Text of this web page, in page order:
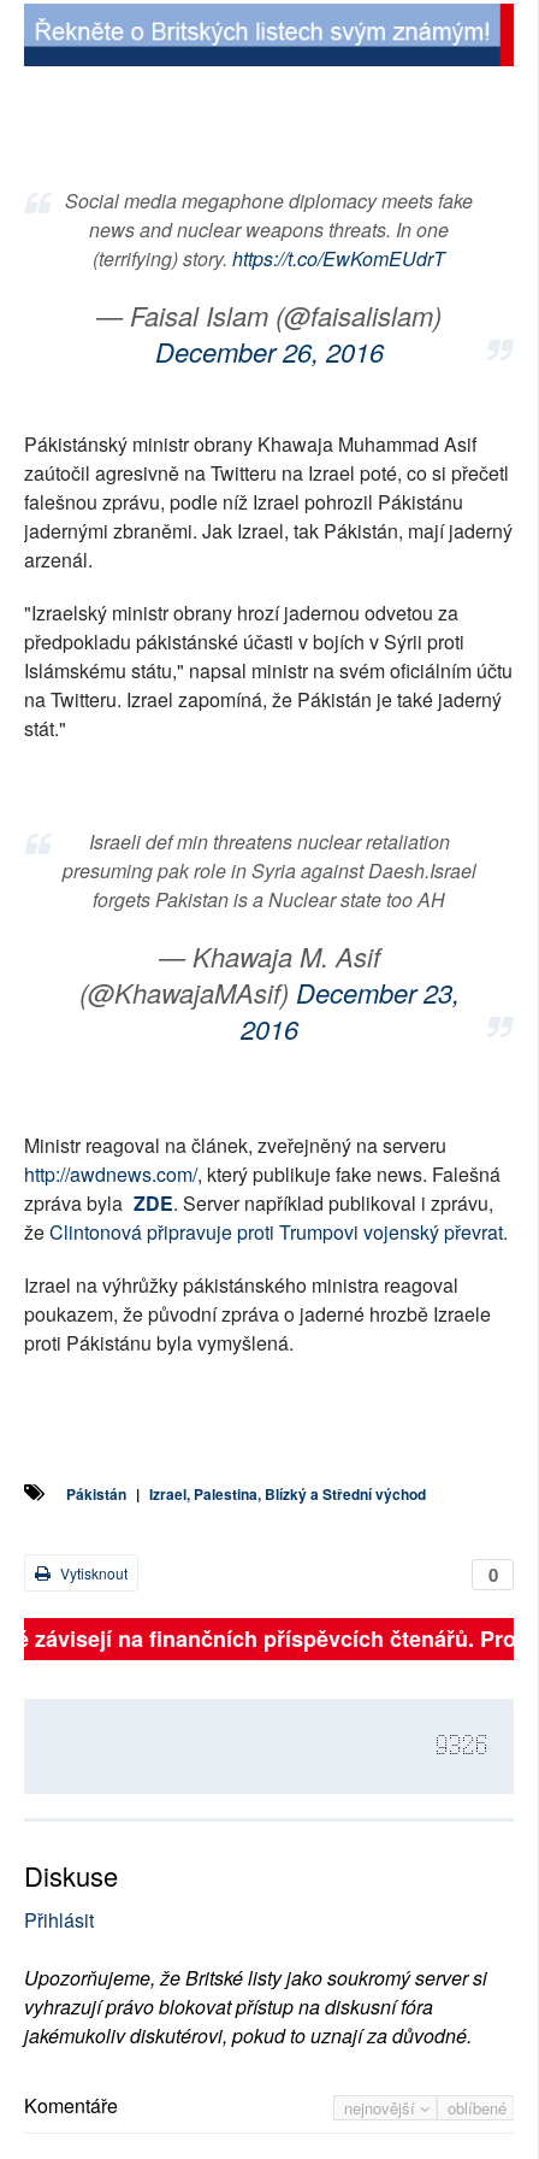
SOCIÁLNÍ SÍTĚ
Social media megaphone diplomacy meets fake
news and nuclear weapons threats. In one
(terrifying) story. https://t.co/EwKomEUdrT
— Faisal Islam (@faisalislam)
December 26, 2016
Pákistánský ministr obrany Khawaja Muhammad Asif
zaútočil agresivně na Twitteru na Izrael poté, co si přečetl
falešnou zprávu, podle níž Izrael pohrozil Pákistánu
jadernými zbraněmi. Jak Izrael, tak Pákistán, mají jaderný
arzenál.
"Izraelský ministr obrany hrozí jadernou odvetou za
předpokladu pákistánské účasti v bojích v Sýrii proti
Islámskému státu," napsal ministr na svém oficiálním účtu
na Twitteru. Izrael zapomíná, že Pákistán je také jaderný
stát."
Israeli def min threatens nuclear retaliation
presuming pak role in Syria against Daesh.Israel
forgets Pakistan is a Nuclear state too AH
— Khawaja M. Asif
(@KhawajaMAsif) December 23,
2016
Ministr reagoval na článek, zveřejněný na serveru
http://awdnews.com/, který publikuje fake news. Falešná
zpráva byla ZDE. Server například publikoval i zprávu,
žeClintonová připravuje proti Trumpovi vojenský převrat.
Izrael na výhrůžky pákistánského ministra reagoval
poukazem, že původní zpráva o jaderné hrozbě Izraele
proti Pákistánu byla vymyšlená.
Pákistán | Izrael, Palestina, Blízký a Střední východ
0
Vytisknout
závisejí na finančních příspěvcích čtenářů.
9326
Diskuse
Přihlásit
Upozorňujeme, že Britské listy jako soukromý server si
vyhrazují právo blokovat přístup na diskusní fóra
jakémukoliv diskutérovi, pokud to uznají za důvodné.
nejnovější oblíbené
Komentáře